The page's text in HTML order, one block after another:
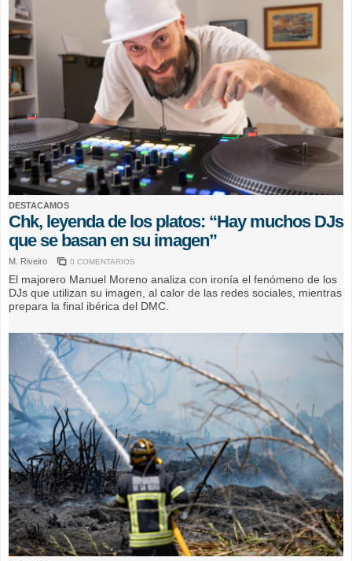
DESTACAMOS
Chk, leyenda de los platos: “Hay muchos DJs
que se basan en su imagen”
M. Riveiro 0 COMENTARIOS
El majorero Manuel Moreno analiza con ironía el fenómeno de los
DJs que utilizan su imagen, al calor de las redes sociales, mientras
prepara la final ibérica del DMC.